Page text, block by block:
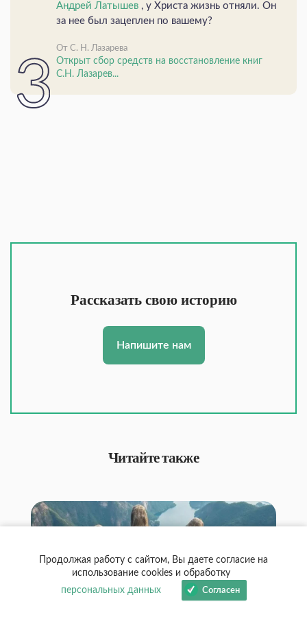
Андрей Латышев , у Христа жизнь отняли. Он
за нее был зацеплен по вашему?
От С. Н. Лазарева
Открыт сбор средств на восстановление книг
С.Н. Лазарев...
Рассказать свою историю
Напишите нам
Читайте также
Продолжая работу с сайтом, Вы даете согласие на
использование cookies и обработку
персональных данных
Согласен